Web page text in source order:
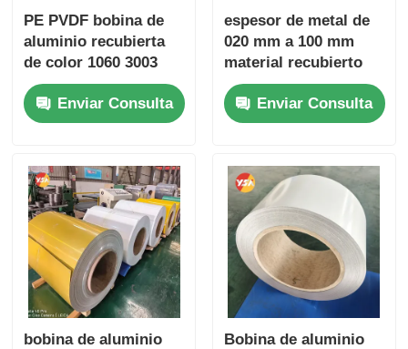
PE PVDF bobina de
aluminio recubierta
de color 1060 3003
5052 0,2-6,0 mm UV
resistente a las
intemperie para el
Enviar Consulta
espesor de metal de
020 mm a 100 mm
material recubierto
de bobina de
aluminio recubierto
de color diseñado
ligeras y duraderas
Enviar Consulta
bobina de aluminio
Bobina de aluminio